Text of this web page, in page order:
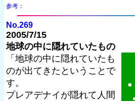
参考：
No.269
2005/7/15
地球の中に隠れていたもの
「地球の中に隠れていたも
のが出てきたということで
す。
プレアデナイが隠れて人間